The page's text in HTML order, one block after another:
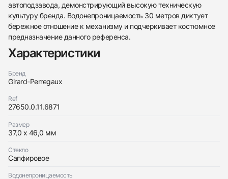
438
285
145
142
205
204
195
150
6
автоподзавода, демонстрирующий высокую техническую
культуру бренда. Водонепроницаемость 30 метров диктует
бережное отношение к механизму и подчеркивает костюмное
предназначение данного референса.
Характеристики
Бренд
Girard-Perregaux
Ref
27650.0.11.6871
Размер
37,0 x 46,0 мм
Стекло
Сапфировое
Водонепроницаемость
Заказать эти часы
Оставьте ваши контактные данные и мы свяжемся
с вами
Girard-Perregaux
Оставьте ваши контактные данные и мы свяжемся
Richeville Chronograph
Хорошее